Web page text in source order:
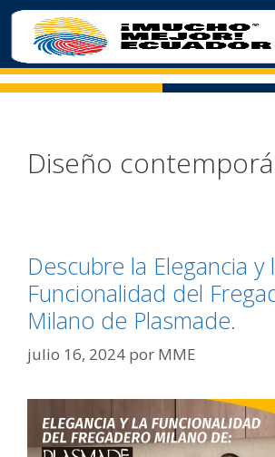
Diseño
Descubre la Elegancia y
Funcionalidad del
Milano de Plasmade.
julio 16, 2024 por MME